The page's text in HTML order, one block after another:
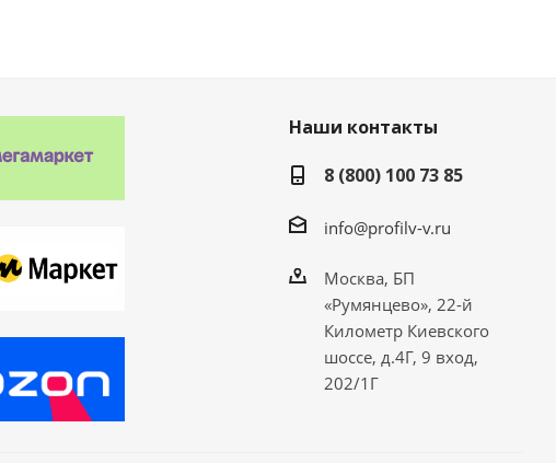
Наши контакты
8 (800) 100 73 85
info@profilv-v.ru
Москва, БП
«Румянцево», 22-й
Километр Киевского
шоссе, д.4Г, 9 вход,
202/1Г